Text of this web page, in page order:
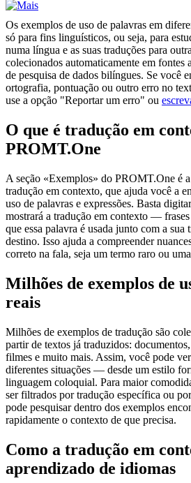
Os exemplos de uso de palavras em
só para fins linguísticos, ou seja, para
numa língua e as suas traduções para
colecionados automaticamente em fontes
de pesquisa de dados bilíngues. Se você
ortografia, pontuação ou outro erro no
use a opção "Reportar um erro" ou
O que é tradução em
PROMT.One
A seção «Exemplos» do PROMT.One é
tradução em contexto, que ajuda você a
uso de palavras e expressões. Basta
mostrará a tradução em contexto —
que essa palavra é usada junto com a
destino. Isso ajuda a compreender
correto na fala, seja um termo raro ou
Milhões de exemplos de
reais
Milhões de exemplos de tradução são
partir de textos já traduzidos:
filmes e muito mais. Assim, você pode
diferentes situações — desde um estilo
linguagem coloquial. Para maior
ser filtrados por tradução específica ou
pode pesquisar dentro dos exemplos
rapidamente o contexto de que precisa.
Como a tradução em
aprendizado de idiomas